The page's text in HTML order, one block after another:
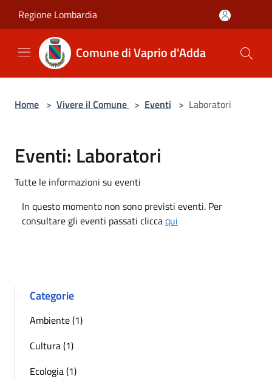
Regione Lombardia
Comune di Vaprio d'Adda
Home > Vivere il Comune > Eventi > Laboratori
Eventi: Laboratori
Tutte le informazioni su eventi
In questo momento non sono previsti eventi. Per
consultare gli eventi passati cliccaqui
Categorie
Ambiente (1)
Cultura (1)
Ecologia (1)